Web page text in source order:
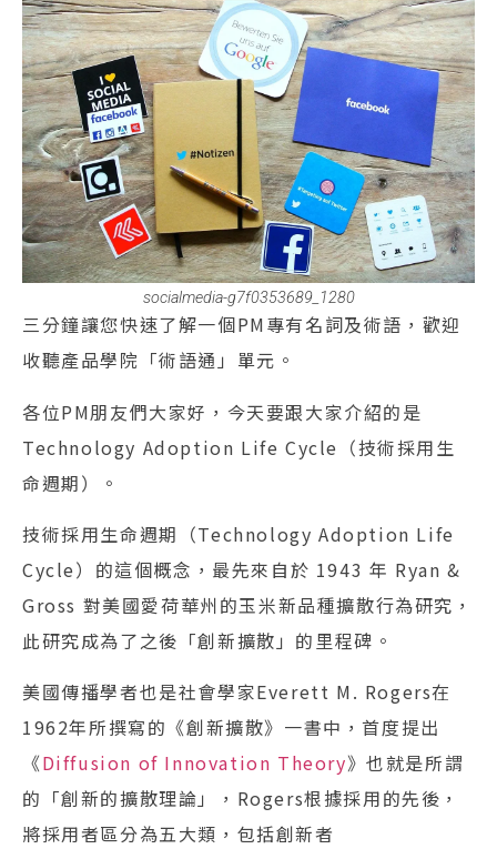
socialmedia-g7f0353689_1280
三分鐘讓您快速了解一個PM專有名詞及術語，歡迎
收聽產品學院「術語通」單元。
各位PM朋友們大家好，今天要跟大家介紹的是
Technology Adoption Life Cycle（技術採用生
命週期）。
技術採用生命週期（Technology Adoption Life
Cycle）的這個概念，最先來自於 1943 年 Ryan &
Gross 對美國愛荷華州的玉米新品種擴散行為研究，
此研究成為了之後「創新擴散」的里程碑。
美國傳播學者也是社會學家Everett M. Rogers在
1962年所撰寫的《創新擴散》一書中，首度提出
《Diffusion of Innovation Theory》也就是所謂
的「創新的擴散理論」，Rogers根據採用的先後，
將採用者區分為五大類，包括創新者